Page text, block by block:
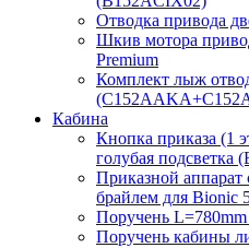
Отводка привода
Шкив мотора
Premium
Комплект лыж
Кабина
Кнопка приказа (1
голубая подсветка
Приказной аппарат
брайлем для Bionic
Поручень
Поручень кабины